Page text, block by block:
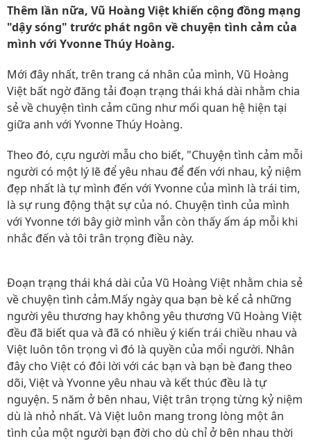
Thêm lần nữa, Vũ Hoàng Việt khiến cộng đồng mạng
"dậy sóng" trước phát ngôn về chuyện tình cảm của
mình với Yvonne Thúy Hoàng.
Mới đây nhất, trên trang cá nhân của mình, Vũ Hoàng
Việt bất ngờ đăng tải đoạn trạng thái khá dài nhằm chia
sẻ về chuyện tình cảm cũng như mối quan hệ hiện tại
giữa anh với Yvonne Thúy Hoàng.
Theo đó, cựu người mẫu cho biết, "Chuyện tình cảm mỗi
người có một lý lẽ để yêu nhau để đến với nhau, kỷ niệm
đẹp nhất là tự mình đến với Yvonne của mình là trái tim,
là sự rung động thật sự của nó. Chuyện tình của mình
với Yvonne tới bây giờ mình vẫn còn thấy ấm áp mỗi khi
nhắc đến và tôi trân trọng điều này.
Đoạn trạng thái khá dài của Vũ Hoàng Việt nhằm chia sẻ
về chuyện tình cảm.Mấy ngày qua bạn bè kể cả những
người yêu thương hay không yêu thương Vũ Hoàng Việt
đều đã biết qua và đã có nhiều ý kiến trái chiều nhau và
Việt luôn tôn trọng vì đó là quyền của mổi người. Nhân
đây cho Việt có đôi lời với các bạn và bạn bè đang theo
dõi, Việt và Yvonne yêu nhau và kết thúc đều là tự
nguyện. 5 năm ở bên nhau, Việt trân trọng từng kỷ niệm
dù là nhỏ nhất. Và Việt luôn mang trong lòng một ân
tình của một người bạn đời cho dù chỉ ở bên nhau thời